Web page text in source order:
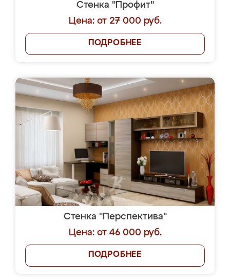
Стенка "Профит"
Цена: от 27 000 руб.
ПОДРОБНЕЕ
Стенка "Перспектива"
Цена: от 46 000 руб.
ПОДРОБНЕЕ